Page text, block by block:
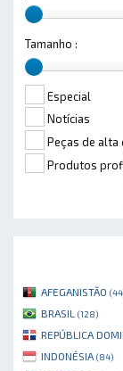
Tamanho :
Especial
Notícias
Peças de alta
Produtos
AFEGANISTÃO
BRASIL (128)
REPÚBLICA
INDONÉSIA (84)